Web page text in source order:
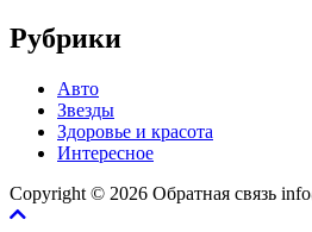
Рубрики
Авто
Звезды
Здоровье и красота
Интересное
Copyright © 2026 Обратная связь